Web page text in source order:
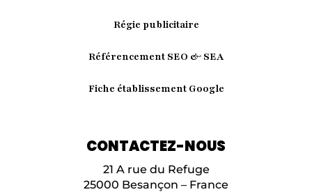
Régie publicitaire
Référencement SEO & SEA
Fiche établissement Google
CONTACTEZ-NOUS
21 A rue du Refuge
25000 Besançon – France